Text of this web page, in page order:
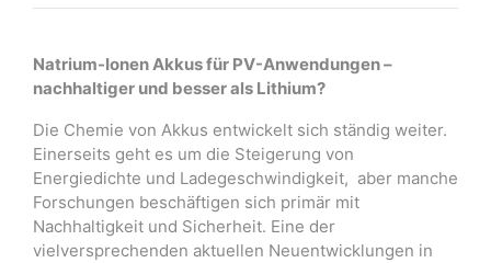
Natrium-Ionen Akkus für PV-Anwendungen –
nachhaltiger und besser als Lithium?
Die Chemie von Akkus entwickelt sich ständig weiter.
Einerseits geht es um die Steigerung von
Energiedichte und Ladegeschwindigkeit, aber manche
Forschungen beschäftigen sich primär mit
Nachhaltigkeit und Sicherheit. Eine der
vielversprechenden aktuellen Neuentwicklungen in